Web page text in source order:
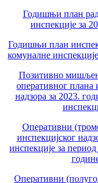
Годишњи план
инспекције за
Годишњи план
комуналне
Позитивно
оперативног плана
надзора за 2023.
Оперативни
инспекцијског
инспекције за
Оперативни